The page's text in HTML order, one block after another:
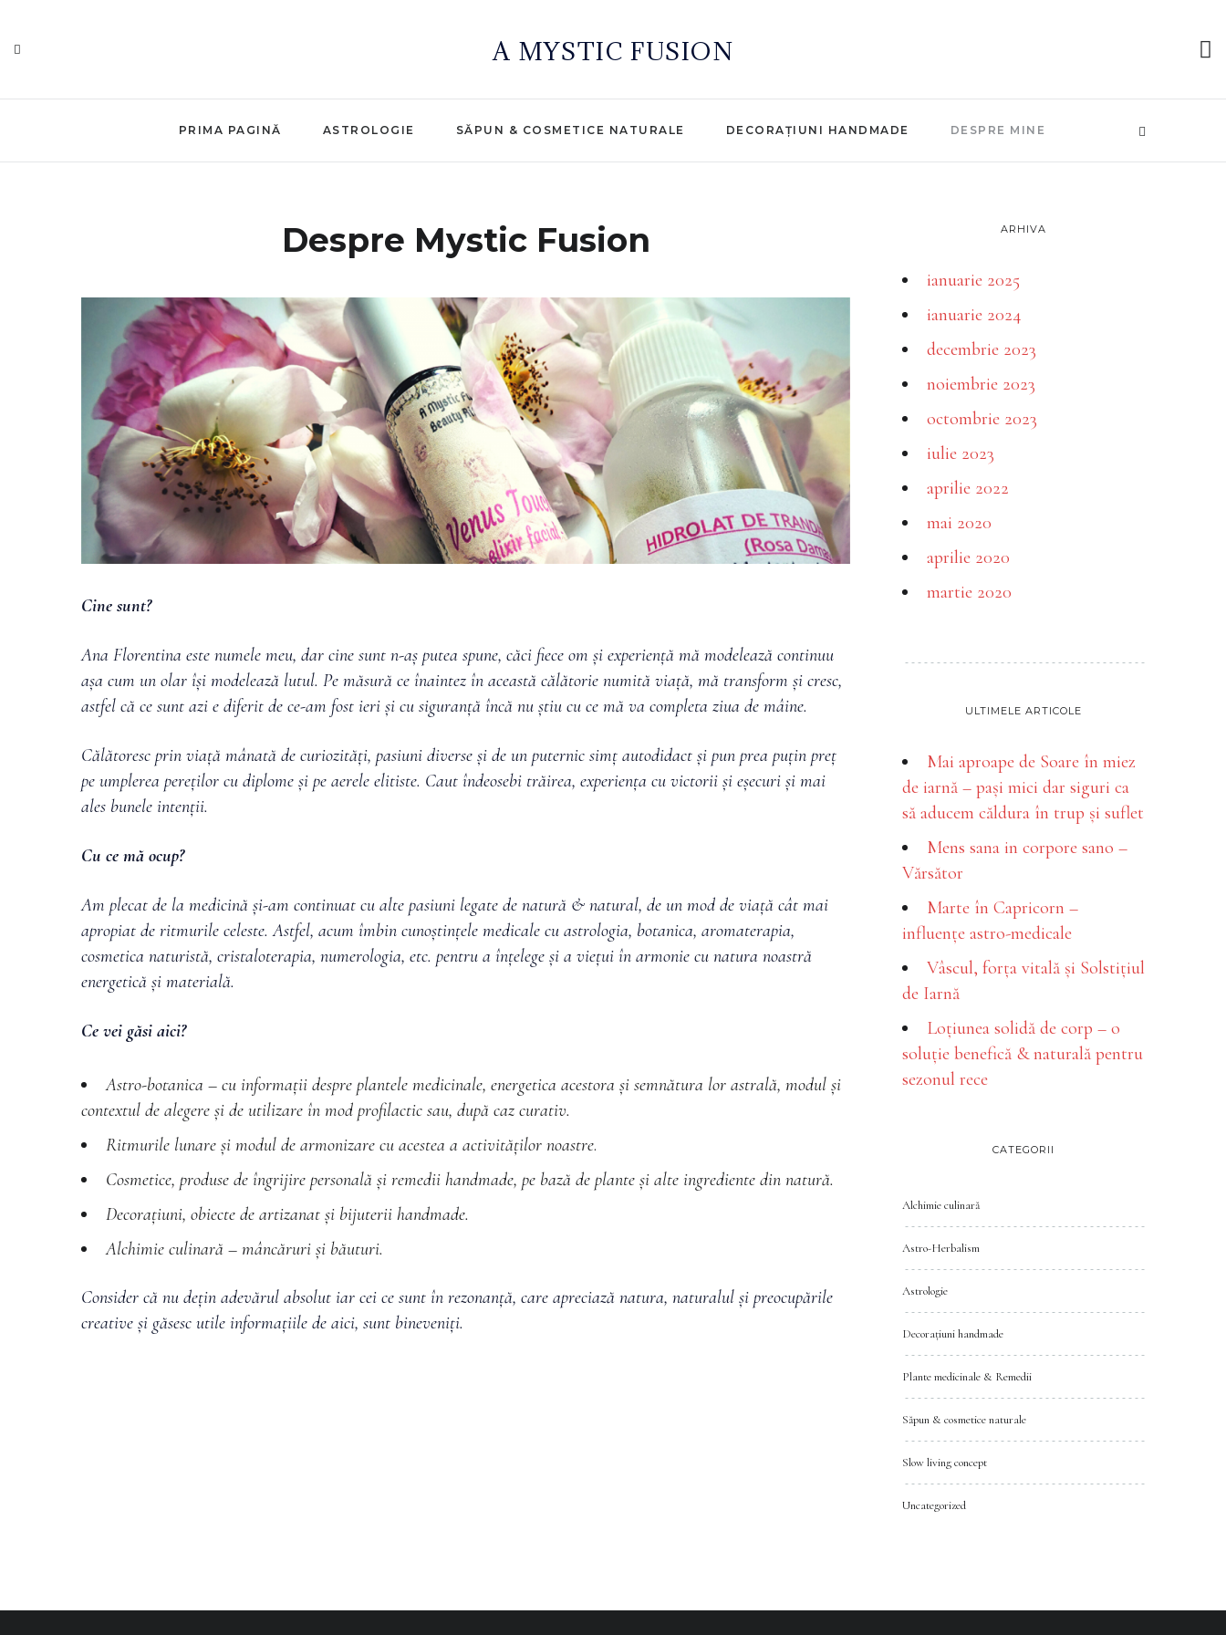
A MYSTIC FUSION
PRIMA PAGINĂ ASTROLOGIE SĂPUN & COSMETICE NATURALE DECORAȚIUNI HANDMADE DESPRE MINE
Despre Mystic Fusion
Cine sunt?
Ana Florentina este numele meu, dar cine sunt n-aș putea spune, căci fiece om și experiență mă modelează continuu
așa cum un olar își modelează lutul. Pe măsură ce înaintez în această călătorie numită viață, mă transform și cresc,
astfel că ce sunt azi e diferit de ce-am fost ieri și cu siguranță încă nu știu cu ce mă va completa ziua de mâine.
Călătoresc prin viață mânată de curiozități, pasiuni diverse și de un puternic simț autodidact și pun prea puțin preț
pe umplerea pereților cu diplome și pe aerele elitiste. Caut îndeosebi trăirea, experiența cu victorii și eșecuri și mai
ales bunele intenții.
Cu ce mă ocup?
Am plecat de la medicină și-am continuat cu alte pasiuni legate de natură & natural, de un mod de viață cât mai
apropiat de ritmurile celeste. Astfel, acum îmbin cunoștințele medicale cu astrologia, botanica, aromaterapia,
cosmetica naturistă, cristaloterapia, numerologia, etc. pentru a înțelege și a viețui în armonie cu natura noastră
energetică și materială.
Ce vei găsi aici?
Astro-botanica – cu informații despre plantele medicinale, energetica acestora și semnătura lor astrală, modul și
contextul de alegere și de utilizare în mod profilactic sau, după caz curativ.
Ritmurile lunare și modul de armonizare cu acestea a activităților noastre.
Cosmetice, produse de îngrijire personală și remedii handmade, pe bază de plante și alte ingrediente din natură.
Decorațiuni, obiecte de artizanat și bijuterii handmade.
Alchimie culinară – mâncăruri și băuturi.
Consider că nu dețin adevărul absolut iar cei ce sunt în rezonanță, care apreciază natura, naturalul și preocupările
creative și găsesc utile informațiile de aici, sunt bineveniți.
ARHIVA
ianuarie 2025
ianuarie 2024
decembrie 2023
noiembrie 2023
octombrie 2023
iulie 2023
aprilie 2022
mai 2020
aprilie 2020
martie 2020
ULTIMELE ARTICOLE
Mai aproape de Soare în miez
de iarnă – pași mici dar siguri ca
să aducem căldura în trup și suflet
Mens sana in corpore sano –
Vărsător
Marte în Capricorn –
influențe astro-medicale
Vâscul, forța vitală și Solstițiul
de Iarnă
Loțiunea solidă de corp – o
soluție benefică & naturală pentru
sezonul rece
CATEGORII
Alchimie culinară
Astro-Herbalism
Astrologie
Decorațiuni handmade
Plante medicinale & Remedii
Săpun & cosmetice naturale
Slow living concept
Uncategorized